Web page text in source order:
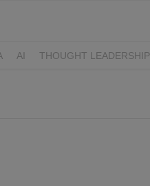
AI THOUGHT LEADERSHIP